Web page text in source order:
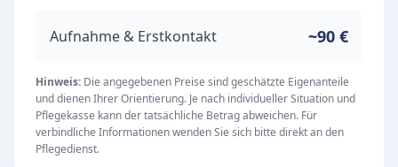
Unsere Leistungen
sich in die Grund- und Behandlungspflege sowie
zusätzliche Betreuungs- und
Beratungsangebote. In vertrauensvoller
Kooperation mit den behandelnden Hausärzten
Aufnahme & Erstkontakt ~90 €
Hinweis: Die angegebenen Preise sind geschätzte Eigenanteile
und dienen Ihrer Orientierung. Je nach individueller Situation und
Pflegekasse kann der tatsächliche Betrag abweichen. Für
verbindliche Informationen wenden Sie sich bitte direkt an den
Pflegedienst.